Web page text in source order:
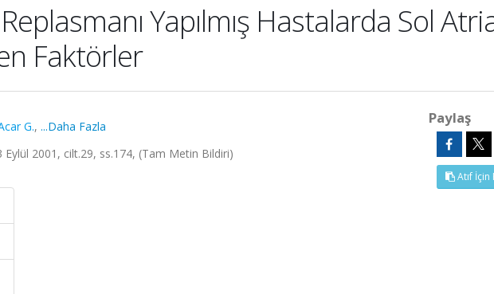
Yapılmış Hastalarda Sol
Faktörler
G., ...Daha Fazla
2001, cilt.29, ss.174, (Tam Metin Bildiri)
Paylaş
Atıf İçin